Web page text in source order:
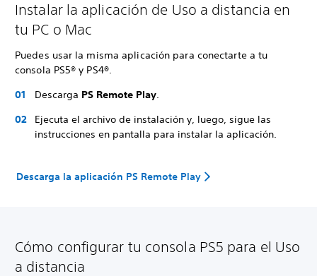
Instalar la aplicación de Uso a distancia en
tu PC o Mac
Puedes usar la misma aplicación para conectarte a tu
consola PS5® y PS4®.
Descarga PS Remote Play
Ejecuta el archivo de instalación y, luego, sigue las
instrucciones en pantalla para instalar la aplicación.
Descarga la aplicación PS Remote Play
Cómo configurar tu consola PS5 para el Uso
a distancia